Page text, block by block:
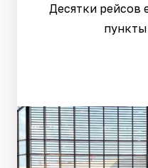
Десятки рейсов
пункты